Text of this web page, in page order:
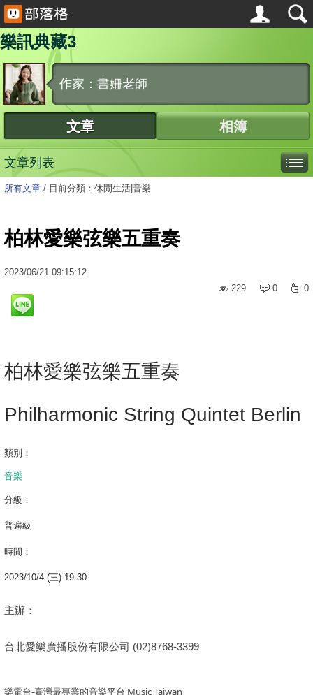
樂訊典藏3
作家：書姍老師
文章 相簿
文章列表
所有文章 / 目前分類：休閒生活|音樂
柏林愛樂弦樂五重奏
2023/06/21 09:15:12
229
0 0
柏林愛樂弦樂五重奏
Philharmonic String Quintet Berlin
類別：
音樂
分級：
普遍級
時間：
2023/10/4 (三) 19:30
主辦：
台北愛樂廣播股份有限公司 (02)8768-3399
樂電台-臺灣最專業的音樂平台 Music Taiwan